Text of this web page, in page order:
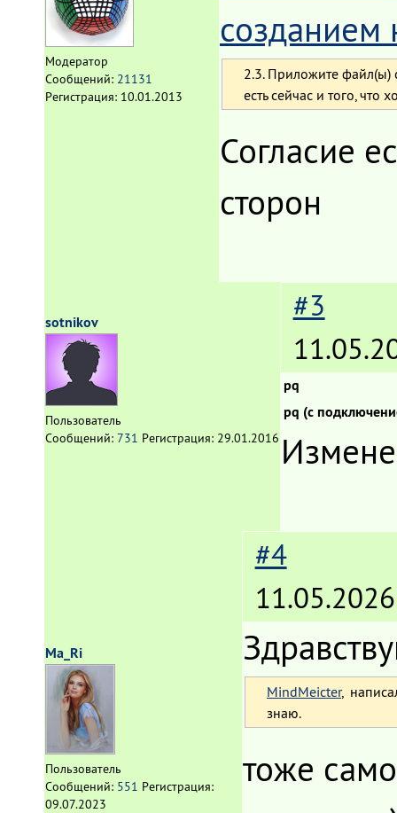
Модератор
Сообщений: 21131
Регистрация: 10.01.2013
созданием
2.3. Приложите файл(ы)
есть сейчас и того, что
Согласие
сторон
sotnikov
Пользователь
Сообщений: 731 Регистрация: 29.01.2016
#3
pq
pq (с
Ma_Ri
Пользователь
Сообщений: 551 Регистрация:
09.07.2023
#4
MindMeicter,
знаю.
тоже